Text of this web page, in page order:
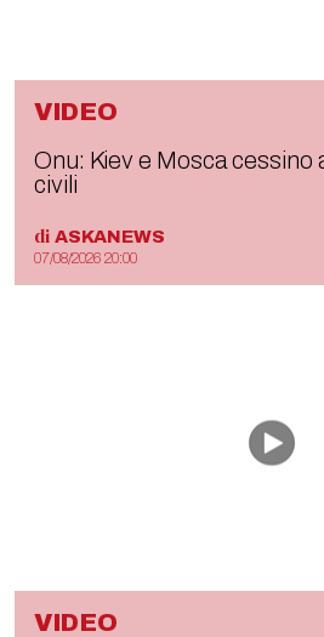
VIDEO
Onu: Kiev e Mosca
civili
di ASKANEWS
07/08/2026 20:00
VIDEO